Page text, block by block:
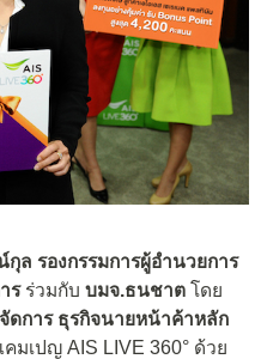
ล รองกรรมการผู้อำนวยการ
รร่วมกับ บมจ.ธนชาต โดย
ดการ ธุรกิจนายหน้าค้าหลัก
มเปญ AIS LIVE 360° ด้วย